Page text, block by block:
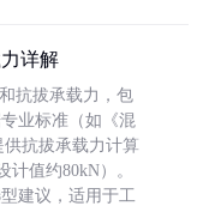
详解
抗拔承载力，包
业标准（如《混
供抗拔承载力计算
值约80kN）。
建议，适用于工